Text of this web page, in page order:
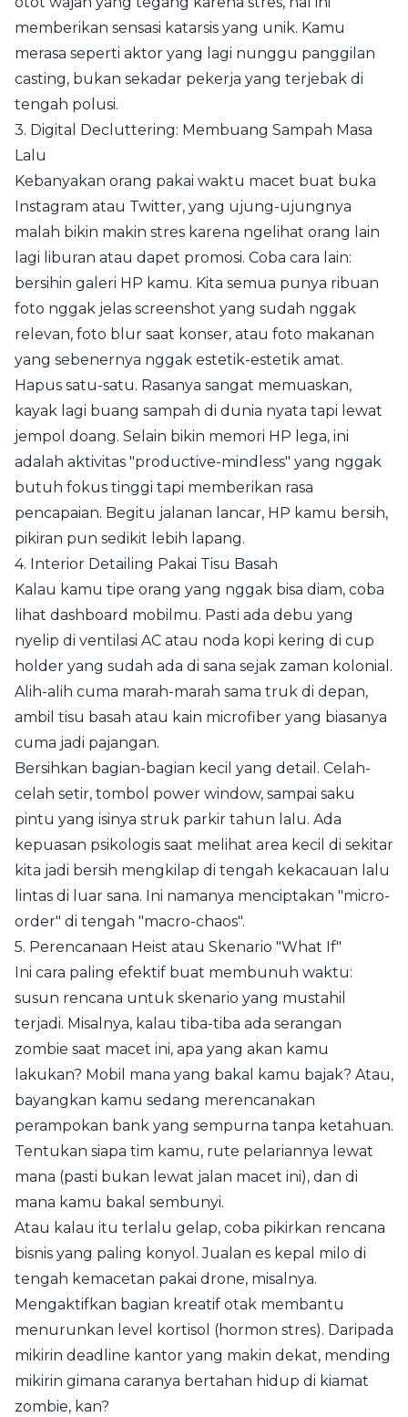
memberikan sensasi katarsis yang unik. Kamu
merasa seperti aktor yang lagi nunggu panggilan
casting, bukan sekadar pekerja yang terjebak di
tengah polusi.
3. Digital Decluttering: Membuang Sampah Masa
Lalu
Kebanyakan orang pakai waktu macet buat buka
Instagram atau Twitter, yang ujung-ujungnya
malah bikin makin stres karena ngelihat orang lain
lagi liburan atau dapet promosi. Coba cara lain:
bersihin galeri HP kamu. Kita semua punya ribuan
foto nggak jelas screenshot yang sudah nggak
relevan, foto blur saat konser, atau foto makanan
yang sebenernya nggak estetik-estetik amat.
Hapus satu-satu. Rasanya sangat memuaskan,
kayak lagi buang sampah di dunia nyata tapi lewat
jempol doang. Selain bikin memori HP lega, ini
adalah aktivitas "productive-mindless" yang nggak
butuh fokus tinggi tapi memberikan rasa
pencapaian. Begitu jalanan lancar, HP kamu bersih,
pikiran pun sedikit lebih lapang.
4. Interior Detailing Pakai Tisu Basah
Kalau kamu tipe orang yang nggak bisa diam, coba
lihat dashboard mobilmu. Pasti ada debu yang
nyelip di ventilasi AC atau noda kopi kering di cup
holder yang sudah ada di sana sejak zaman kolonial.
Alih-alih cuma marah-marah sama truk di depan,
ambil tisu basah atau kain microfiber yang biasanya
cuma jadi pajangan.
Bersihkan bagian-bagian kecil yang detail. Celah-
celah setir, tombol power window, sampai saku
pintu yang isinya struk parkir tahun lalu. Ada
kepuasan psikologis saat melihat area kecil di sekitar
kita jadi bersih mengkilap di tengah kekacauan lalu
lintas di luar sana. Ini namanya menciptakan "micro-
order" di tengah "macro-chaos".
5. Perencanaan Heist atau Skenario "What If"
Ini cara paling efektif buat membunuh waktu:
susun rencana untuk skenario yang mustahil
terjadi. Misalnya, kalau tiba-tiba ada serangan
zombie saat macet ini, apa yang akan kamu
lakukan? Mobil mana yang bakal kamu bajak? Atau,
bayangkan kamu sedang merencanakan
perampokan bank yang sempurna tanpa ketahuan.
Tentukan siapa tim kamu, rute pelariannya lewat
mana (pasti bukan lewat jalan macet ini), dan di
mana kamu bakal sembunyi.
Atau kalau itu terlalu gelap, coba pikirkan rencana
bisnis yang paling konyol. Jualan es kepal milo di
tengah kemacetan pakai drone, misalnya.
Mengaktifkan bagian kreatif otak membantu
menurunkan level kortisol (hormon stres). Daripada
mikirin deadline kantor yang makin dekat, mending
mikirin gimana caranya bertahan hidup di kiamat
zombie, kan?